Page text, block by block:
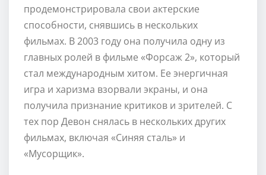
продемонстрировала свои актерские
способности, снявшись в нескольких
фильмах. В 2003 году она получила одну из
главных ролей в фильме «Форсаж 2», который
стал международным хитом. Ее энергичная
игра и харизма взорвали экраны, и она
получила признание критиков и зрителей. С
тех пор Девон снялась в нескольких других
фильмах, включая «Синяя сталь» и
«Мусорщик».